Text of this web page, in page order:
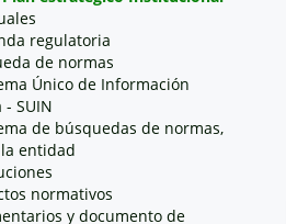
regulatoria
de normas
Único de Información
SUIN
de búsquedas de normas,
entidad
normativos
y documento de